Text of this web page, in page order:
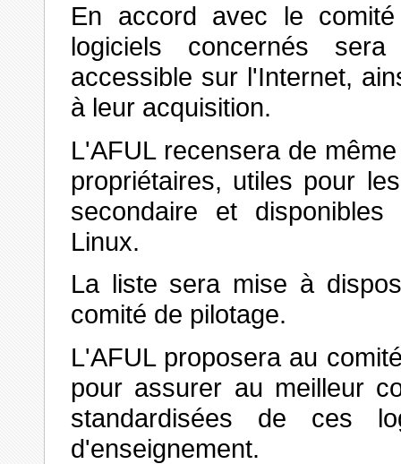
En accord avec le
logiciels concernés
accessible sur l'Internet,
à leur acquisition.
L'AFUL recensera de
propriétaires, utiles pour
secondaire et
Linux.
La liste sera mise à
comité de pilotage.
L'AFUL proposera au
pour assurer au meilleur
standardisées de ces
d'enseignement.